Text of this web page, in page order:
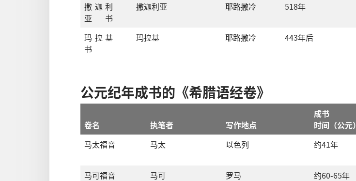
撒迦利
亚书
撒迦利亚 耶路撒冷 518年
玛拉基
书
玛拉基 耶路撒冷 443年后
公元纪年成书的 《希腊语经卷》
卷名 执笔者 写作地点
成书
时间 （公元）
马太福音
马太 以色列 约41年
马可福音
马可 罗马 约60-65年